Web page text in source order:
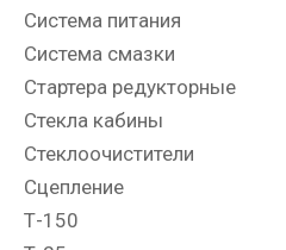
Система питания
Система смазки
Стартера редукторные
Стекла кабины
Стеклоочистители
Сцепление
Т-150